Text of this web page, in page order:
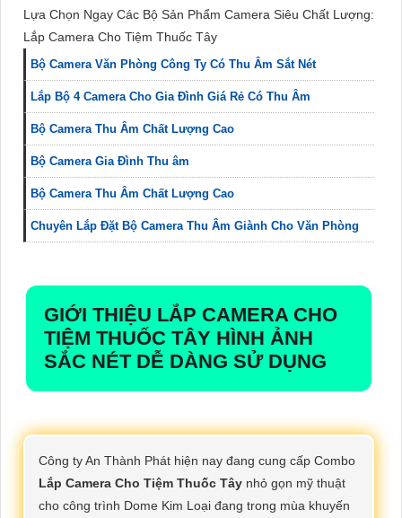
Lựa Chọn Ngay Các Bộ Sản Phẩm Camera Siêu Chất Lượng:
Lắp Camera Cho Tiệm Thuốc Tây
Bộ Camera Văn Phòng Công Ty Có Thu Âm Sắt Nét
Lắp Bộ 4 Camera Cho Gia Đình Giá Rẻ Có Thu Âm
Bộ Camera Thu Âm Chất Lượng Cao
Bộ Camera Gia Đình Thu âm
Bộ Camera Thu Âm Chất Lượng Cao
Chuyên Lắp Đặt Bộ Camera Thu Âm Giành Cho Văn Phòng
GIỚI THIỆU LẮP CAMERA CHO
TIỆM THUỐC TÂY HÌNH ẢNH
SẮC NÉT DỄ DÀNG SỬ DỤNG
Công ty An Thành Phát hiện nay đang cung cấp Combo
Lắp Camera Cho Tiệm Thuốc Tây nhỏ gọn mỹ thuật
cho công trình Dome Kim Loại đang trong mùa khuyến